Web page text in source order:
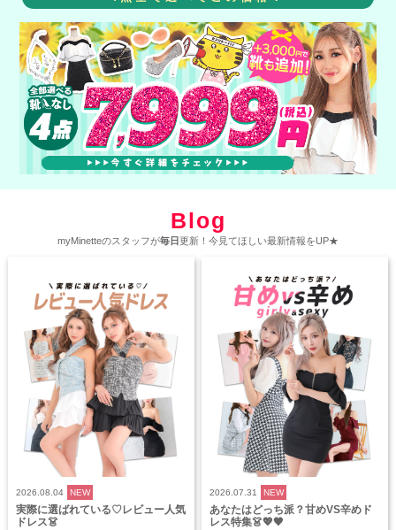
Blog
myMinetteのスタッフが毎日更新！今見てほしい最新情報をUP★
2026.08.04 NEW
実際に選ばれている♡レビュー人気
ドレス👗
2026.07.31 NEW
あなたはどっち派？甘めVS辛めド
レス特集👗💖🖤